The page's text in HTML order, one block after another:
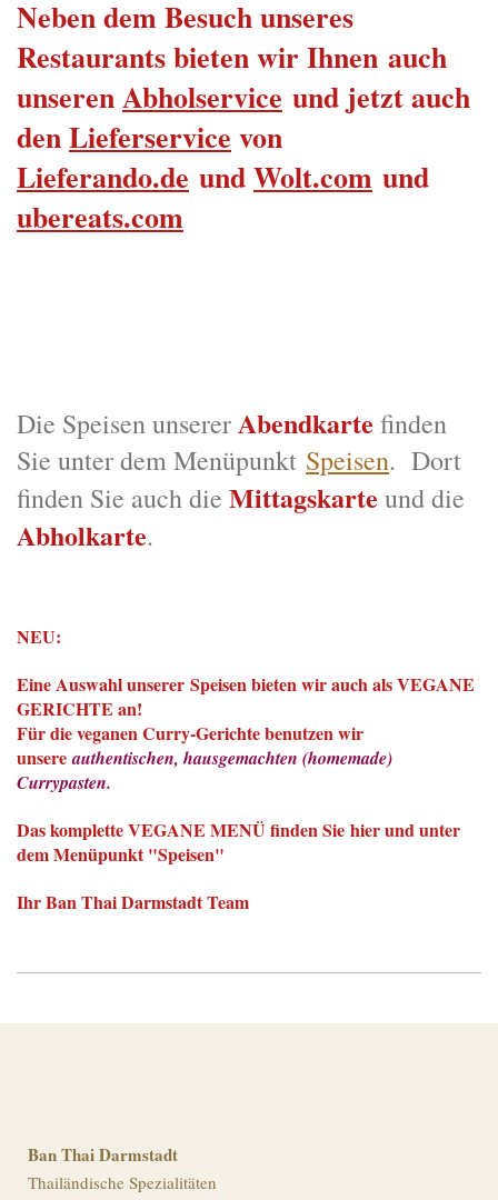
Neben dem Besuch unseres
Restaurants bieten wir Ihnen auch
unserenAbholservice und jetzt auch
denLieferservice von
Lieferando.de undWolt.com und
ubereats.com
Die Speisen unsererAbendkarte finden
Sie unter dem Menüpunkt Speisen. Dort
finden Sie auch die Mittagskarte und die
Abholkarte.
NEU:
Eine Auswahl unserer Speisen bieten wir auch als VEGANE
GERICHTE an!
Für die veganen Curry-Gerichte benutzen wir
unsereauthentischen, hausgemachten (homemade)
Currypasten.
Das komplette VEGANE MENÜ finden Sie hierund unter
dem Menüpunkt "Speisen"
Ihr Ban Thai Darmstadt Team
Ban Thai Darmstadt
Thailändische Spezialitäten